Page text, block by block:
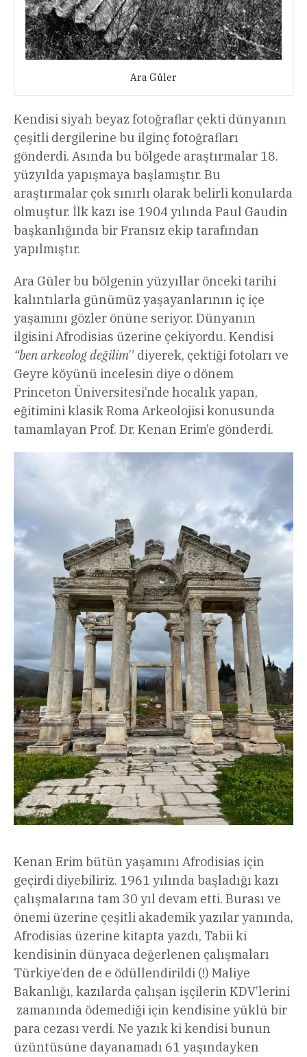
Ara Güler
Kendisi siyah beyaz fotoğraflar çekti dünyanın
çeşitli dergilerine bu ilginç fotoğrafları
gönderdi. Asında bu bölgede araştırmalar 18.
yüzyılda yapışmaya başlamıştır. Bu
araştırmalar çok sınırlı olarak belirli konularda
olmuştur. İlk kazı ise 1904 yılında Paul Gaudin
başkanlığında bir Fransız ekip tarafından
yapılmıştır.
Ara Güler bu bölgenin yüzyıllar önceki tarihi
kalıntılarla günümüz yaşayanlarının iç içe
yaşamını gözler önüne seriyor. Dünyanın
ilgisini Afrodisias üzerine çekiyordu. Kendisi
“ben arkeolog değilim” diyerek, çektiği fotoları ve
Geyre köyünü incelesin diye o dönem
Princeton Üniversitesi’nde hocalık yapan,
eğitimini klasik Roma Arkeolojisi konusunda
tamamlayan Prof. Dr. Kenan Erim’e gönderdi.
Kenan Erim bütün yaşamını Afrodisias için
geçirdi diyebiliriz. 1961 yılında başladığı kazı
çalışmalarına tam 30 yıl devam etti. Burası ve
önemi üzerine çeşitli akademik yazılar yanında,
Afrodisias üzerine kitapta yazdı, Tabii ki
kendisinin dünyaca değerlenen çalışmaları
Türkiye’den de e ödüllendirildi (!) Maliye
Bakanlığı, kazılarda çalışan işçilerin KDV’lerini
zamanında ödemediği için kendisine yüklü bir
para cezası verdi. Ne yazık ki kendisi bunun
üzüntüsüne dayanamadı 61 yaşındayken